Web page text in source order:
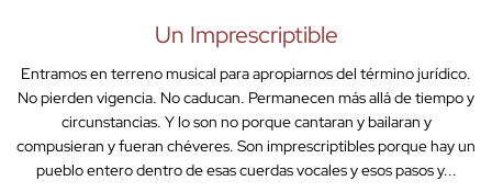
Un Imprescriptible
Entramos en terreno musical para apropiarnos del término jurídico.
No pierden vigencia. No caducan. Permanecen más allá de tiempo y
circunstancias. Y lo son no porque cantaran y bailaran y
compusieran y fueran chéveres. Son imprescriptibles porque hay un
pueblo entero dentro de esas cuerdas vocales y esos pasos y...